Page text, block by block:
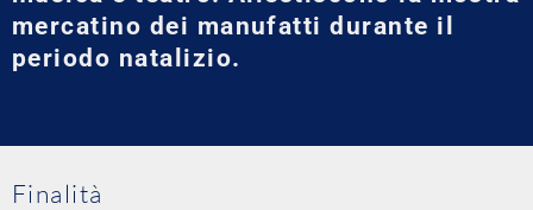
mercatino dei manufatti durante il
periodo natalizio.
Finalità